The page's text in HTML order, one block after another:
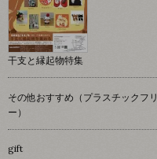
干支と縁起物特集
その他おすすめ（プラスチックフリ
ー）
gift